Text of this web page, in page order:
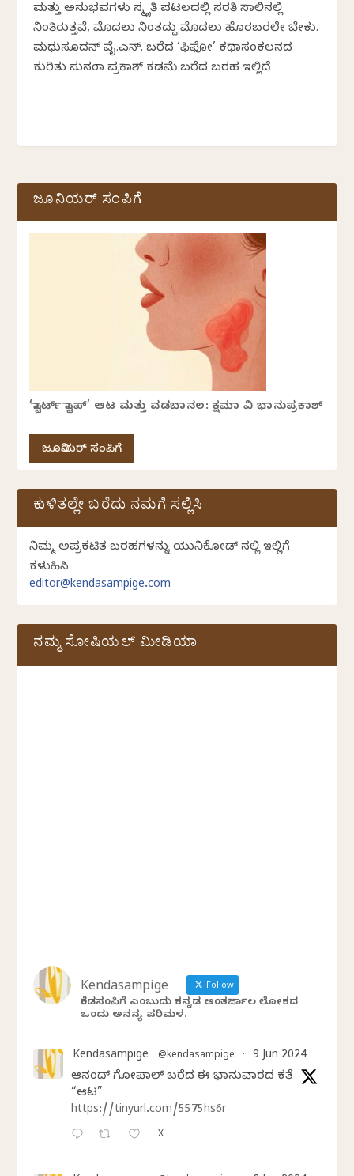
ಮತ್ತು ಅನುಭವಗಳು ಸ್ಮೃತಿ ಪಟಲದಲ್ಲಿ ಸರತಿ ಸಾಲಿನಲ್ಲಿ
ನಿಂತಿರುತ್ತವೆ, ಮೊದಲು ನಿಂತದ್ದು ಮೊದಲು ಹೊರಬರಲೇ ಬೇಕು.
ಮಧುಸೂದನ್ ವೈ.ಎನ್.‌ ಬರೆದ ‘ಫಿಫೋ’ ಕಥಾಸಂಕಲನದ
ಕುರಿತು ಸುನಂದಾ ಪ್ರಕಾಶ್ ಕಡಮೆ ಬರೆದ ಬರಹ ಇಲ್ಲಿದೆ
ಜೂನಿಯರ್ ಸಂಪಿಗೆ
‘ಸ್ಟಾರ್ಟ್ ಸ್ಟಾಪ್’ ಆಟ ಮತ್ತು ವಡಬಾನಲ: ಕ್ಷಮಾ ವಿ ಭಾನುಪ್ರಕಾಶ್
ಜೂನಿಯರ್ ಸಂಪಿಗೆ
ಕುಳಿತಲ್ಲೇ ಬರೆದು ನಮಗೆ ಸಲ್ಲಿಸಿ
ನಿಮ್ಮ ಅಪ್ರಕಟಿತ ಬರಹಗಳನ್ನು ಯುನಿಕೋಡ್ ನಲ್ಲಿ ಇಲ್ಲಿಗೆ
ಕಳುಹಿಸಿ
editor@kendasampige.com
ನಮ್ಮ ಸೋಷಿಯಲ್‌ ಮೀಡಿಯಾ
Kendasampige Follow
ಕೆಂಡಸಂಪಿಗೆ ಎಂಬುದು ಕನ್ನಡ ಅಂತರ್ಜಾಲ ಲೋಕದ
ಒಂದು ಅನನ್ಯ ಪರಿಮಳ.
Kendasampige @kendasampige · 9 Jun 2024
ಆನಂದ್‌ ಗೋಪಾಲ್‌ ಬರೆದ ಈ ಭಾನುವಾರದ ಕತೆ
“ಆಟ”
https://tinyurl.com/5575hs6r
X